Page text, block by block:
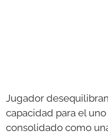
Jugador
capacidad para el
consolidado como